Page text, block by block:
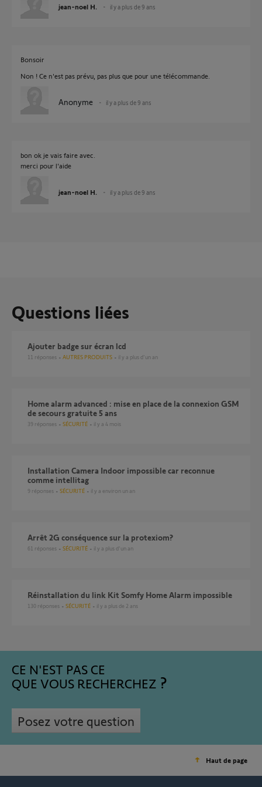
jean-noel H. il y a plus de 9 ans
Bonsoir
Non ! Ce n'est pas prévu, pas plus que pour une télécommande.
Anonyme il y a plus de 9 ans
bon ok je vais faire avec.
merci pour l'aide
jean-noel H. il y a plus de 9 ans
Questions liées
Ajouter badge sur écran lcd
11 réponses AUTRES PRODUITS il y a plus d'un an
Home alarm advanced : mise en place de la connexion GSM
de secours gratuite 5 ans
39 réponses SÉCURITÉ il y a 4 mois
Installation Camera Indoor impossible car reconnue
comme intellitag
9 réponses SÉCURITÉ il y a environ un an
arrêt 2G conséquence sur la protexiom?
61 réponses SÉCURITÉ il y a plus d'un an
Réinstallation du link Kit Somfy Home Alarm impossible
130 réponses SÉCURITÉ il y a plus de 2 ans
CE N'EST PAS CE
QUE VOUS RECHERCHEZ
Posez votre question
Haut de page